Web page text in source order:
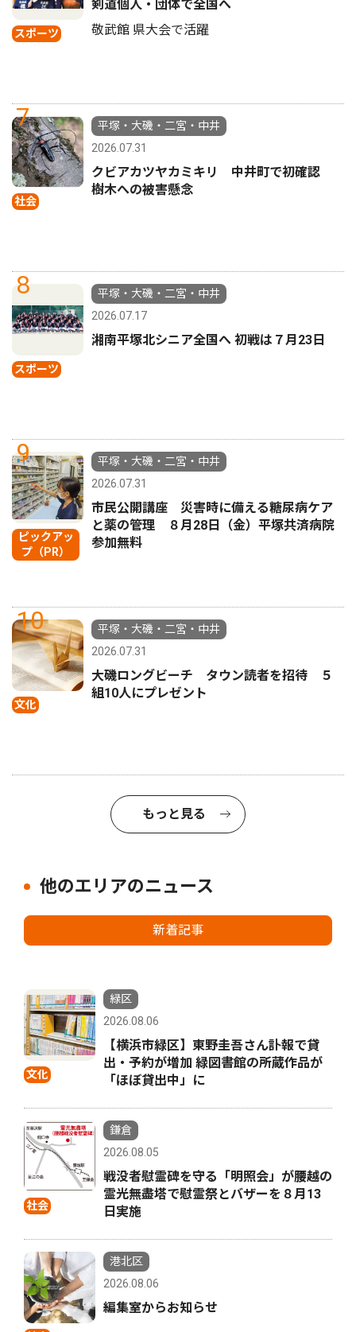
スポーツ
剣道個人・団体で全国へ
敬武館 県大会で活躍
7
社会
平塚・大磯・二宮・中井
2026.07.31
クビアカツヤカミキリ 中井町で初確認
樹木への被害懸念
8
スポーツ
平塚・大磯・二宮・中井
2026.07.17
湘南平塚北シニア全国へ 初戦は７月23日
9
ピックアッ
プ（PR）
平塚・大磯・二宮・中井
2026.07.31
市民公開講座 災害時に備える糖尿病ケア
と薬の管理 ８月28日（金）平塚共済病院
参加無料
10
文化
平塚・大磯・二宮・中井
2026.07.31
大磯ロングビーチ タウン読者を招待 ５
組10人にプレゼント
もっと見る
他のエリアのニュース
新着記事
文化
緑区
2026.08.06
【横浜市緑区】東野圭吾さん訃報で貸
出・予約が増加 緑図書館の所蔵作品が
「ほぼ貸出中」に
社会
鎌倉
2026.08.05
戦没者慰霊碑を守る「明照会」が腰越の
霊光無盡塔で慰霊祭とバザーを８月13
日実施
港北区
2026.08.06
編集室からお知らせ